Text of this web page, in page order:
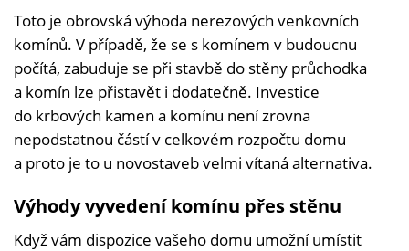
Toto je obrovská výhoda nerezových venkovních
komínů. V případě, že se s komínem v budoucnu
počítá, zabuduje se při stavbě do stěny průchodka
a komín lze přistavět i dodatečně. Investice
do krbových kamen a komínu není zrovna
nepodstatnou částí v celkovém rozpočtu domu
a proto je to u novostaveb velmi vítaná alternativa.
Výhody vyvedení komínu přes stěnu
Když vám dispozice vašeho domu umožní umístit